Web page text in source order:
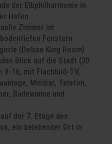
der Elbphilharmonie in
Hafen
Zimmer im
Fenstern
(Deluxe King Room)
Blick auf die Stadt (30
9-16, mit Flachbild-TV,
Minibar, Telefon,
Badewanne und
der 7. Etage des
ein belebender Ort in